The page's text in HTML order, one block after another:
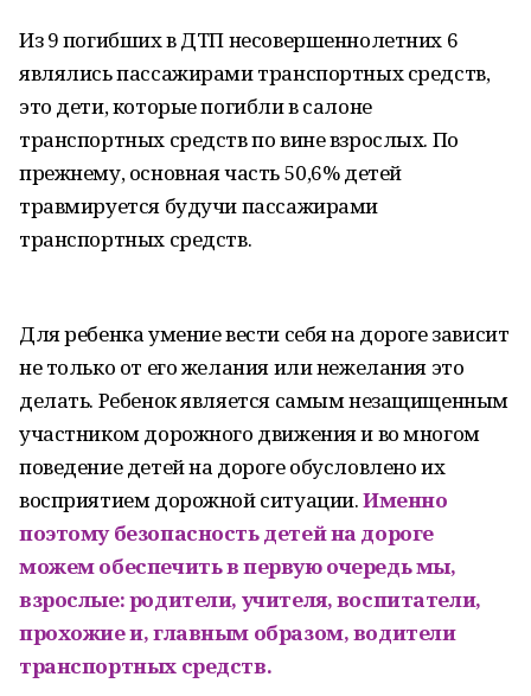
Из 9 погибших в ДТП несовершеннолетних 6
являлись пассажирами транспортных средств,
это дети, которые погибли в салоне
транспортных средств по вине взрослых. По
прежнему, основная часть 50,6% детей
травмируется будучи пассажирами
транспортных средств.
Для ребенка умение вести себя на дороге зависит
не только от его желания или нежелания это
делать. Ребенок является самым незащищенным
участником дорожного движения и во многом
поведение детей на дороге обусловлено их
восприятием дорожной ситуации.Именно
поэтому безопасность детей на дороге
можем обеспечить в первую очередь мы,
взрослые: родители, учителя, воспитатели,
прохожие и, главным образом, водители
транспортных средств.